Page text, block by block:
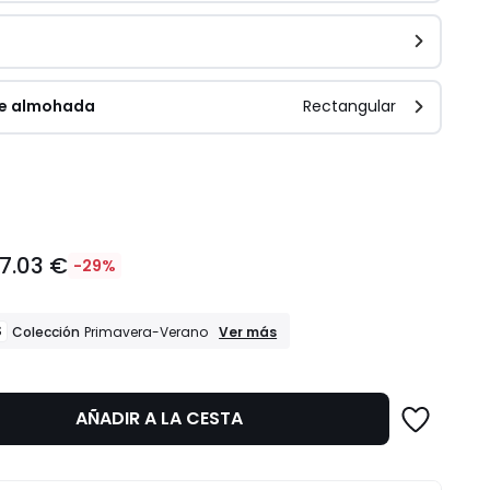
almohada Rectangular
€ -29%
Colección Primavera-Verano REBAJAS
Ver más
AÑADIR A LA CESTA